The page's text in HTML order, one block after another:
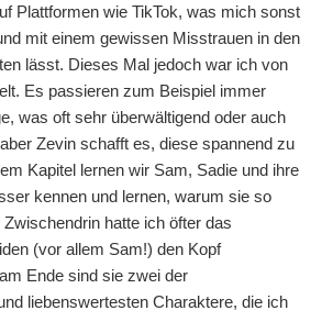
Plattformen wie TikTok, was mich sonst
mit einem gewissen Misstrauen in den
lässt. Dieses Mal jedoch war ich von
Es passieren zum Beispiel immer
was oft sehr überwältigend oder auch
Zevin schafft es, diese spannend zu
Kapitel lernen wir Sam, Sadie und ihre
kennen und lernen, warum sie so
hatte ich öfter das
(vor allem Sam!) den Kopf
Ende sind sie zwei der
liebenswertesten Charaktere, die ich